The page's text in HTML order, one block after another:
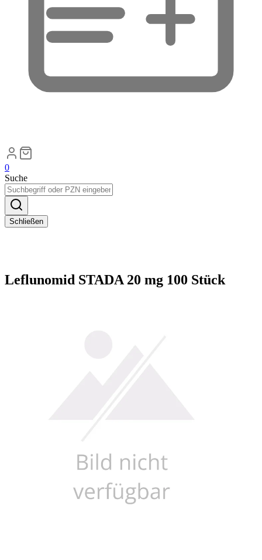
0
Suche
Schließen
Leflunomid STADA 20 mg 100 Stück